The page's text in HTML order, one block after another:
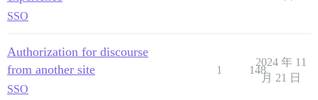
SSO
Authorization for discourse
from another site
SSO
1 148
2024 年 11
月 21 日